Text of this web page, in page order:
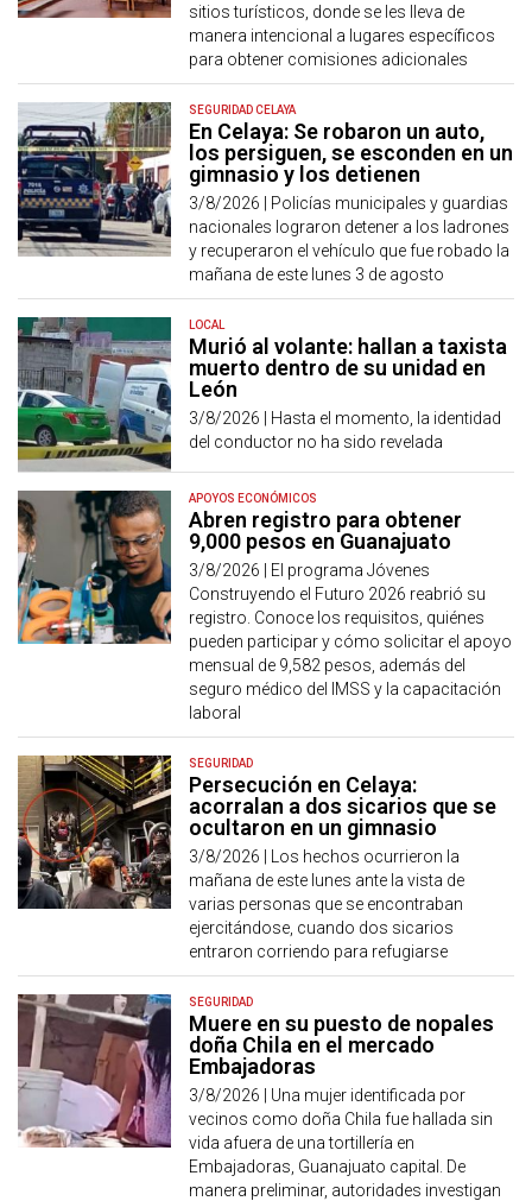
sitios turísticos, donde se les lleva de
manera intencional a lugares específicos
para obtener comisiones adicionales
SEGURIDAD CELAYA
En Celaya: Se robaron un auto,
los persiguen, se esconden en un
gimnasio y los detienen
3/8/2026 | Policías municipales y guardias
nacionales lograron detener a los ladrones
y recuperaron el vehículo que fue robado la
mañana de este lunes 3 de agosto
LOCAL
Murió al volante: hallan a taxista
muerto dentro de su unidad en
León
3/8/2026 | Hasta el momento, la identidad
del conductor no ha sido revelada
APOYOS ECONÓMICOS
Abren registro para obtener
9,000 pesos en Guanajuato
3/8/2026 | El programa Jóvenes
Construyendo el Futuro 2026 reabrió su
registro. Conoce los requisitos, quiénes
pueden participar y cómo solicitar el apoyo
mensual de 9,582 pesos, además del
seguro médico del IMSS y la capacitación
laboral
SEGURIDAD
Persecución en Celaya:
acorralan a dos sicarios que se
ocultaron en un gimnasio
3/8/2026 |
Los hechos ocurrieron la
mañana de este lunes ante la vista de
varias personas que se encontraban
ejercitándose, cuando dos sicarios
entraron corriendo para refugiarse
SEGURIDAD
Muere en su puesto de nopales
doña Chila en el mercado
Embajadoras
3/8/2026 | Una mujer identificada por
vecinos como doña Chila fue hallada sin
vida afuera de una tortillería en
Embajadoras, Guanajuato capital. De
manera preliminar, autoridades investigan